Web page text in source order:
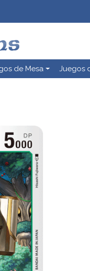
de Mesa Juegos